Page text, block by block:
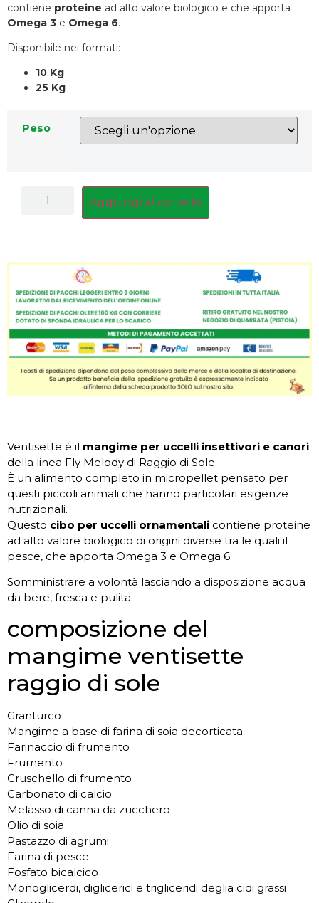
contiene proteine ad alto valore biologico e che apporta
Omega 3 e Omega 6.
Disponibile nei formati:
10 Kg
25 Kg
Peso
Aggiungi al carrello
Ventisette è il mangime per uccelli insettivori e canori
della linea Fly Melody di Raggio di Sole.
È un alimento completo in micropellet pensato per
questi piccoli animali che hanno particolari esigenze
nutrizionali.
Questo cibo per uccelli ornamentali contiene proteine
ad alto valore biologico di origini diverse tra le quali il
pesce, che apporta Omega 3 e Omega 6.
Somministrare a volontà lasciando a disposizione acqua
da bere, fresca e pulita.
composizione del
mangime ventisette
raggio di sole
Granturco
Mangime a base di farina di soia decorticata
Farinaccio di frumento
Frumento
Cruschello di frumento
Carbonato di calcio
Melasso di canna da zucchero
Olio di soia
Pastazzo di agrumi
Farina di pesce
Fosfato bicalcico
Monoglicerdi, diglicerici e trigliceridi deglia cidi grassi